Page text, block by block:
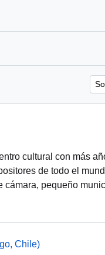
cultural con más
de todo el
cámara, pequeño
Chile)